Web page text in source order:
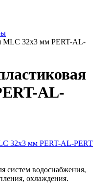
MLC 32x3 мм PERT-AL-
AL-
систем водоснабжения,
охлаждения.